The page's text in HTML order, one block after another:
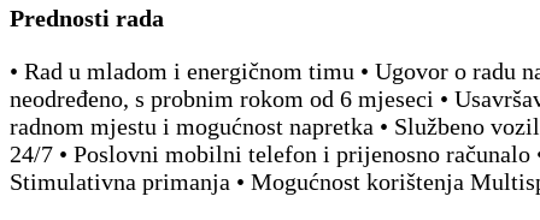
Prednosti rada
• Rad u mladom i energičnom timu • Ugovor o radu
neodređeno, s probnim rokom od 6 mjeseci •
radnom mjestu i mogućnost napretka • Službeno
24/7 • Poslovni mobilni telefon i prijenosno računalo
Stimulativna primanja • Mogućnost korištenja